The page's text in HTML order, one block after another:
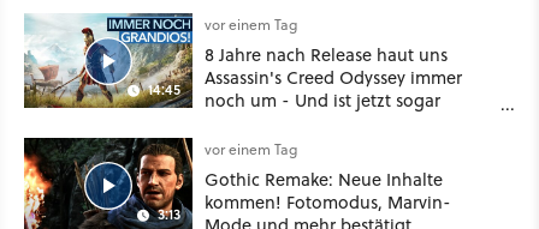
Klasse
14:45
vor einem Tag
8 Jahre nach Release haut uns
Assassin's Creed Odyssey immer
noch um - Und ist jetzt sogar
3:13
vor einem Tag
Gothic Remake: Neue Inhalte
kommen! Fotomodus, Marvin-